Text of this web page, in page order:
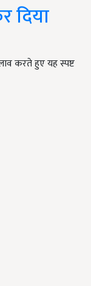
दिया
करते हुए यह स्पष्ट